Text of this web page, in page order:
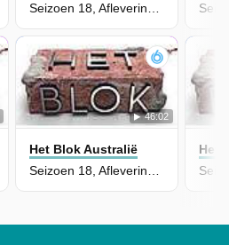
Seizoen 18, Aflevering 38 - Guest Bedroom & Laundry Continues
46:02
Het Blok Australië
Het